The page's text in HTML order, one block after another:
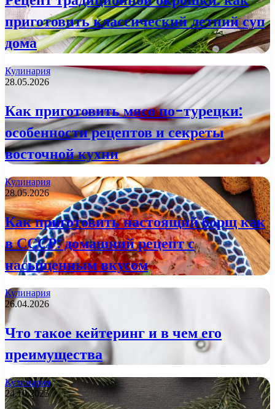
приготовить классический летний суп
дома
Кулинария
28.05.2026
Как приготовить мясо по-турецки:
особенности рецептов и секреты
восточной кухни
Кулинария
28.05.2026
Как приготовить настоящий борщ как
в СССР: домашний рецепт с
насыщенным вкусом
Кулинария
26.04.2026
Что такое кейтеринг и в чем его
преимущества
Кулинария
24.10.2025